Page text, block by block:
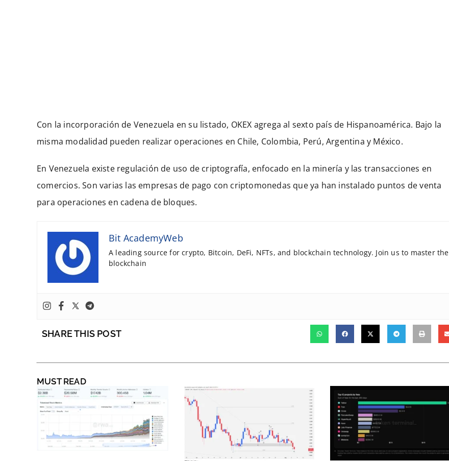
Con la incorporación de Venezuela en su listado, OKEX agrega al sexto país de Hispanoamérica. Bajo la
misma modalidad pueden realizar operaciones en Chile, Colombia, Perú, Argentina y México.
En Venezuela existe regulación de uso de criptografía, enfocado en la minería y las transacciones en
comercios. Son varias las empresas de pago con criptomonedas que ya han instalado puntos de venta
para operaciones en cadena de bloques.
Bit AcademyWeb
A leading source for crypto, Bitcoin, DeFi, NFTs, and blockchain technology. Join us to master the
blockchain
SHARE THIS POST
MUST READ